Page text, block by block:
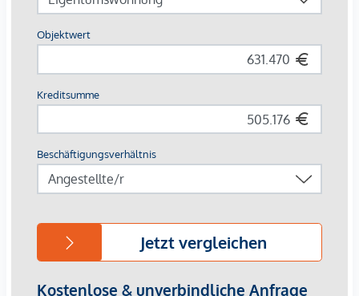
Kontaktieren Sie uns und sichern Sie sich Ihr nachhaltiges
Zuhause oder Ihre lukrative Vorsorgewohnung am grünen
Stadtrand von Wien!
Vorsorgewohnung, die zu Vermietungszwecken erworben
Der angegebene Kaufpreis versteht sich daher zzgl.
Änderungen.
Wir weisen darauf hin, dass zwischen dem Vermittler und
wirtschaftliches Naheverhältnis besteht.